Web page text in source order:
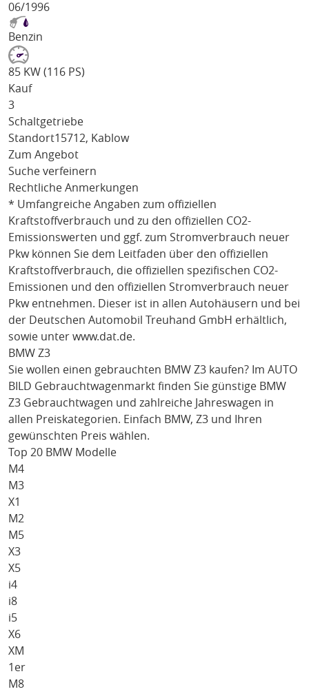
06/1996
Benzin
85 KW (116 PS)
Kauf
3
Schaltgetriebe
Standort15712, Kablow
Zum Angebot
Suche verfeinern
Rechtliche Anmerkungen
* Umfangreiche Angaben zum offiziellen
Kraftstoffverbrauch und zu den offiziellen CO2-
Emissionswerten und ggf. zum Stromverbrauch neuer
Pkw können Sie dem Leitfaden über den offiziellen
Kraftstoffverbrauch, die offiziellen spezifischen CO2-
Emissionen und den offiziellen Stromverbrauch neuer
Pkw entnehmen. Dieser ist in allen Autohäusern und bei
der Deutschen Automobil Treuhand GmbH erhältlich,
sowie unter www.dat.de.
BMW Z3
Sie wollen einen gebrauchten BMW Z3 kaufen? Im AUTO
BILD Gebrauchtwagenmarkt finden Sie günstige BMW
Z3 Gebrauchtwagen und zahlreiche Jahreswagen in
allen Preiskategorien. Einfach BMW, Z3 und Ihren
gewünschten Preis wählen.
Top 20 BMW Modelle
M4
M3
X1
M2
M5
X3
X5
i4
i8
i5
X6
XM
1er
M8